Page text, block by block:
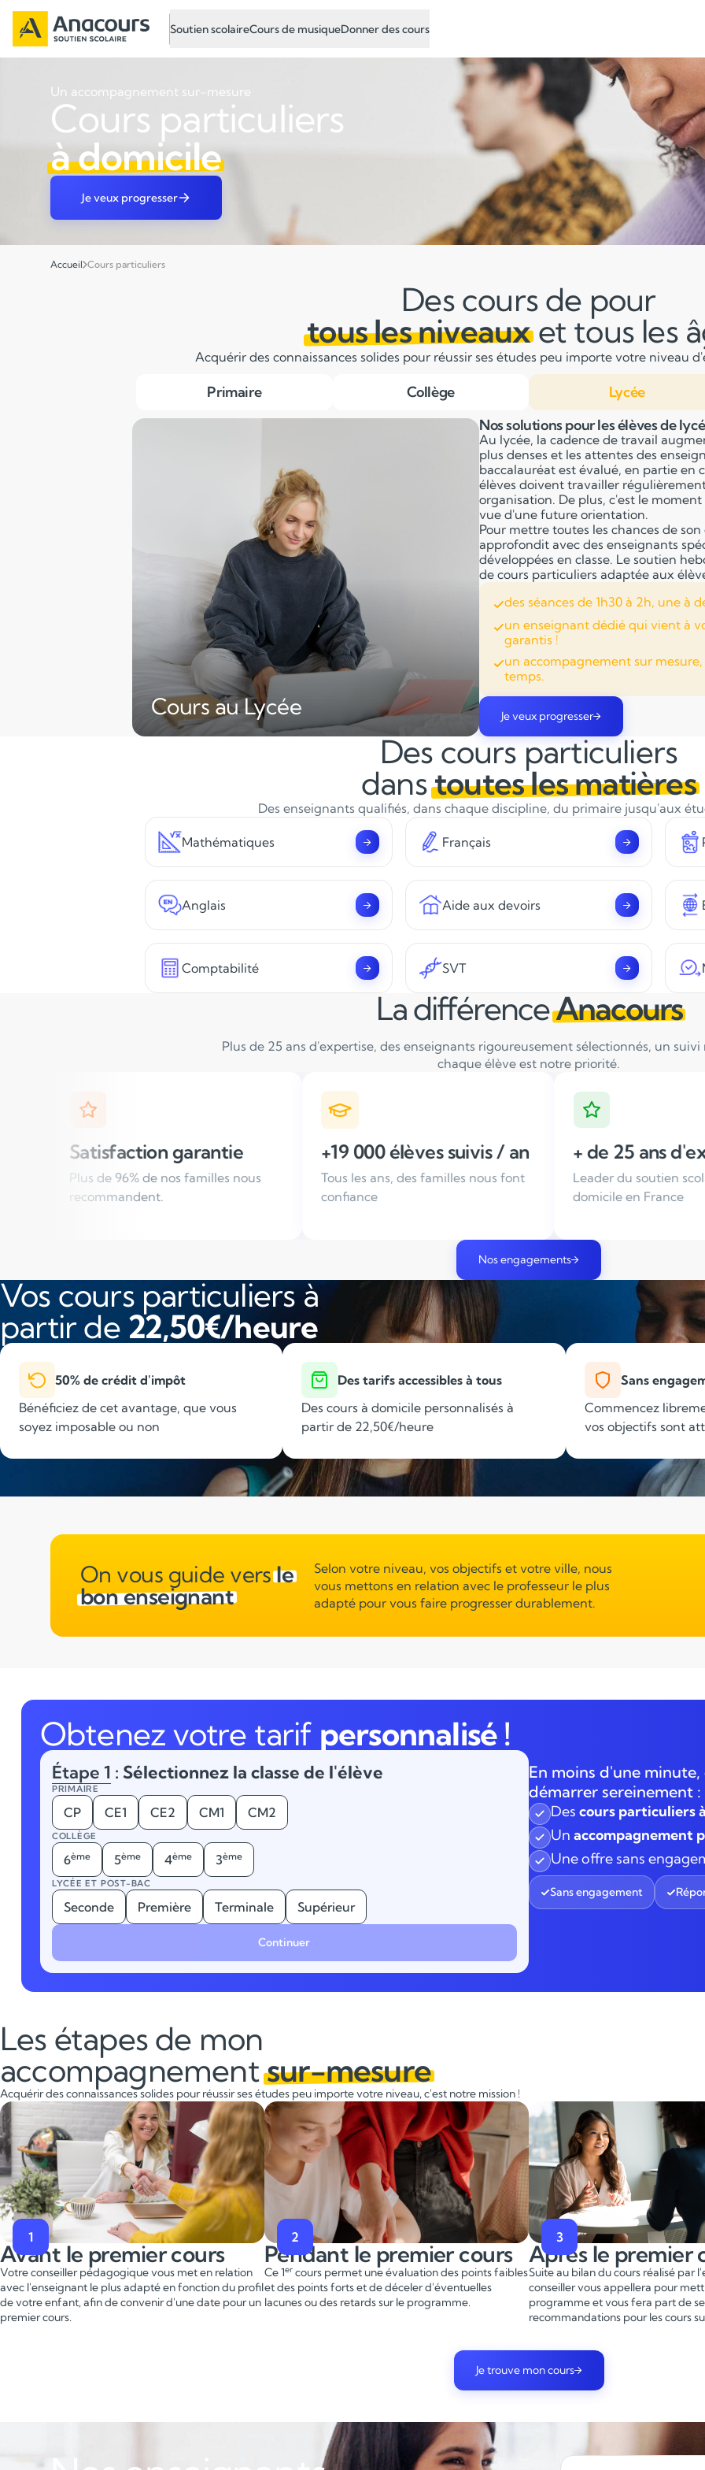
Soutien scolaireCours de musiqueDonner des cours
Un accompagnement sur-mesure
Cours particuliers
à domicile
Je veux progresser
Accueil Cours particuliers
Des cours de pour
tous les niveauxet tous les
Acquérir des connaissances solides pour réussir ses études peu importe votre niveau
Primaire Collège Lycée
Cours au Lycée
Nos solutions pour les élèves de
Au lycée, la cadence de travail
plus denses et les attentes des
baccalauréat est évalué, en partie en
élèves doivent travailler
organisation. De plus, c'est le
vue d'une future orientation.
Pour mettre toutes les chances de
approfondit avec des enseignants
développées en classe. Le soutien
de cours particuliers adaptée aux
des séances de 1h30 à 2h, une à
un enseignant dédié qui vient à
garantis !
un accompagnement sur
temps.
Je veux progresser
Des cours particuliers
danstoutes les matières
Des enseignants qualifiés, dans chaque discipline, du primaire jusqu'aux
Mathématiques Français
Anglais Aide aux devoirs
Comptabilité SVT
La différenceAnacours
Plus de 25 ans d'expertise, des enseignants rigoureusement sélectionnés, un
chaque élève est notre priorité.
garantie
de nos familles nous
+19 000 élèves suivis / an
Tous les ans, des familles nous font
+ de 25 ans d'expérience
Leader du soutien scolaire à
Nos engagements
Vos cours particuliers à
partir de 22,50€/heure
50% de crédit d'impôt
Bénéficiez de cet avantage, que vous
soyez imposable ou non
Des tarifs accessibles à tous
Des cours à domicile personnalisés à
partir de 22,50€/heure
Sans
Commencez
vos objectifs sont
On vous guide versle
bon enseignant
Selon votre niveau, vos objectifs et votre ville, nous
vous mettons en relation avec le professeur le plus
adapté pour vous faire progresser durablement.
Obtenez votre tarif personnalisé !
En moins d'une
démarrer sereinement :
Des cours particuliers
Un accompagnement
Une offre sans
Sans engagement
Étape 1 : Sélectionnez la classe de l'élève
PRIMAIRE
CP CE1 CE2 CM1 CM2
COLLÈGE
6ème 5ème 4ème 3ème
LYCÉE ET POST-BAC
Seconde Première Terminale Supérieur
Continuer
Les étapes de mon
accompagnementsur-mesure
Acquérir des connaissances solides pour réussir ses études peu importe votre niveau, c'est notre mission !
1
Avant le premier cours
Votre conseiller pédagogique vous met en relation
avec l'enseignant le plus adapté en fonction du profil
de votre enfant, afin de convenir d'une date pour un
premier cours.
2
Pendant le premier cours
Ce 1er cours permet une évaluation des points faibles
et des points forts et de déceler d'éventuelles
lacunes ou des retards sur le programme.
3
Après le premier
Suite au bilan du cours réalisé par
conseiller vous appellera pour
programme et vous fera part de
recommandations pour les cours
Je trouve mon cours
Soutien scolaire